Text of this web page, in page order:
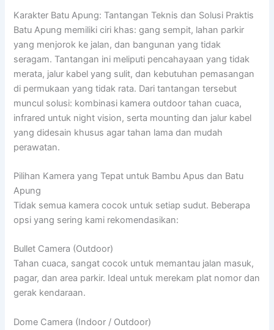
Karakter Batu Apung: Tantangan Teknis dan Solusi Praktis
Batu Apung memiliki ciri khas: gang sempit, lahan parkir
yang menjorok ke jalan, dan bangunan yang tidak
seragam. Tantangan ini meliputi pencahayaan yang tidak
merata, jalur kabel yang sulit, dan kebutuhan pemasangan
di permukaan yang tidak rata. Dari tantangan tersebut
muncul solusi: kombinasi kamera outdoor tahan cuaca,
infrared untuk night vision, serta mounting dan jalur kabel
yang didesain khusus agar tahan lama dan mudah
perawatan.
Pilihan Kamera yang Tepat untuk Bambu Apus dan Batu
Apung
Tidak semua kamera cocok untuk setiap sudut. Beberapa
opsi yang sering kami rekomendasikan:
Bullet Camera (Outdoor)
Tahan cuaca, sangat cocok untuk memantau jalan masuk,
pagar, dan area parkir. Ideal untuk merekam plat nomor dan
gerak kendaraan.
Dome Camera (Indoor / Outdoor)